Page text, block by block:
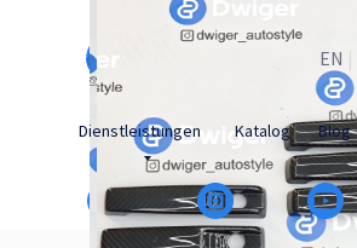
Dienstleistungen Blog
Katalog
|
EN